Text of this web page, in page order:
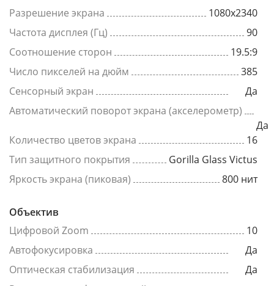
Разрешение экрана
1080x2340
Частота дисплея (Гц)
90
Соотношение сторон
19.5:9
Число пикселей на дюйм
385
Сенсорный экран
Да
Автоматический поворот экрана (акселерометр)
Да
Количество цветов экрана
16
Тип защитного покрытия
Gorilla Glass Victus
Яркость экрана (пиковая)
800 нит
Объектив
Цифровой Zoom
10
Автофокусировка
Да
Оптическая стабилизация
Да